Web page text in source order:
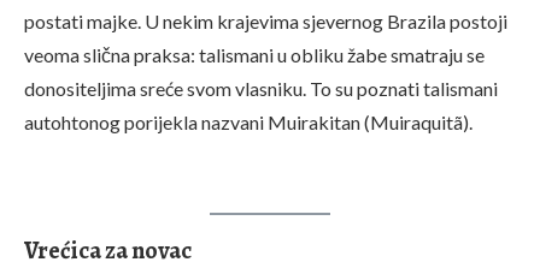
postati majke. U nekim krajevima sjevernog Brazila postoji
veoma slična praksa: talismani u obliku žabe smatraju se
donositeljima sreće svom vlasniku. To su poznati talismani
autohtonog porijekla nazvani Muirakitan (Muiraquitã).
Vrećica za novac